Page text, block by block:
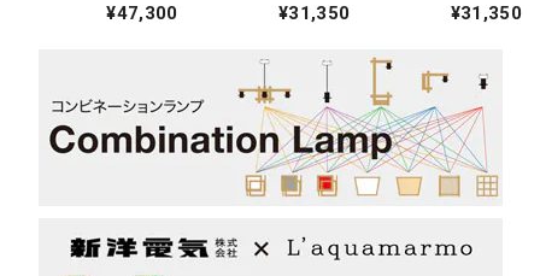
ダントライト¥47,300 ¥31,350 ¥31,350